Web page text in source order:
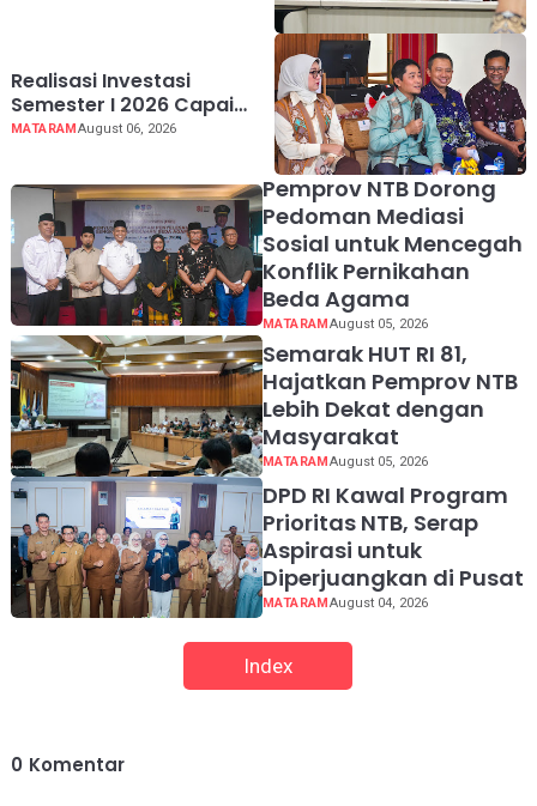
Realisasi Investasi
Semester I 2026 Capai
51,26 Persen, Pemprov NTB
UMKM
MATARAMAugust 06, 2026
Pemprov NTB Dorong
Pedoman Mediasi
Sosial untuk Mencegah
Konflik Pernikahan
Beda Agama
MATARAM August 05, 2026
Semarak HUT RI 81,
Hajatkan Pemprov NTB
Lebih Dekat dengan
Masyarakat
MATARAMAugust 05, 2026
DPD RI Kawal Program
Prioritas NTB, Serap
Aspirasi untuk
Diperjuangkan di Pusat
MATARAMAugust 04, 2026
Index
0 Komentar